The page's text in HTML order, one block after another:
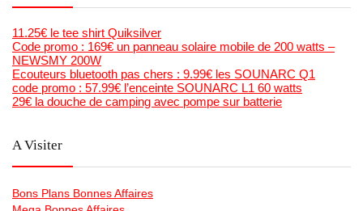
11.25€ le tee shirt Quiksilver
Code promo : 169€ un panneau solaire mobile de 200 watts –
NEWSMY 200W
Ecouteurs bluetooth pas chers : 9.99€ les SOUNARC Q1
code promo : 57.99€ l’enceinte SOUNARC L1 60 watts
29€ la douche de camping avec pompe sur batterie
A Visiter
Bons Plans Bonnes Affaires